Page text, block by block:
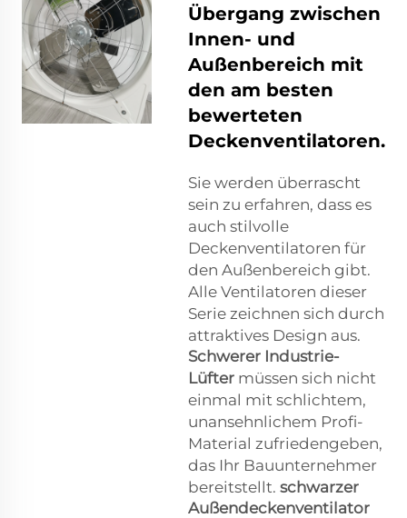
Übergang zwischen
Innen- und
Außenbereich mit
den am besten
bewerteten
Deckenventilatoren.
Sie werden überrascht
sein zu erfahren, dass es
auch stilvolle
Deckenventilatoren für
den Außenbereich gibt.
Alle Ventilatoren dieser
Serie zeichnen sich durch
attraktives Design aus.
Schwerer Industrie-
Lüfter müssen sich nicht
einmal mit schlichtem,
unansehnlichem Profi-
Material zufriedengeben,
das Ihr Bauunternehmer
bereitstellt. schwarzer
Außendeckenventilator